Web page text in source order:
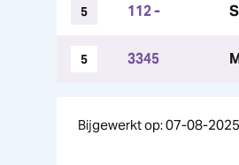
5 112 -
5 3345
Bijgewerkt op: 07-08-